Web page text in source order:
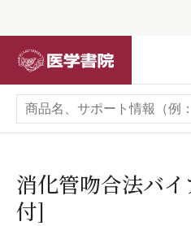
消化管吻合法バ
付]